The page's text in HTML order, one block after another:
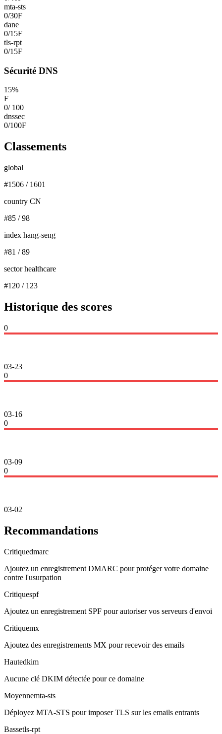
mta-sts
0/30F
dane
0/15F
tls-rpt
0/15F
Sécurité DNS
15%
F
0/ 100
dnssec
0/100F
Classements
global
#1506 / 1601
country CN
#85 /98
index hang-seng
#81 /89
sector healthcare
#120 / 123
Historique des scores
0
03-23
0
03-16
0
03-09
0
03-02
Recommandations
Critiquedmarc
Ajoutez un enregistrement DMARC pour protéger votre domaine
contre l'usurpation
Critiquespf
Ajoutez un enregistrement SPF pour autoriser vos serveurs d'envoi
Critiquemx
Ajoutez des enregistrements MX pour recevoir des emails
Hautedkim
Aucune clé DKIM détectée pour ce domaine
Moyennemta-sts
Déployez MTA-STS pour imposer TLS sur les emails entrants
Bassetls-rpt